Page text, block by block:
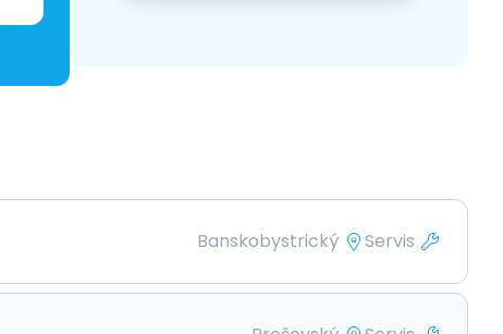
Banskobystrický Servis